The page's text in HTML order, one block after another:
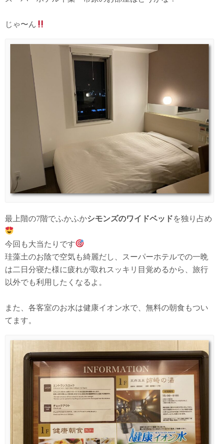
じゃ〜ん
最上階の7階でふかふかシモンズのワイドベッドを独り占め
今回も大当たりです
珪藻土のお陰で空気も綺麗だし、スーパーホテルでの一晩
は二日分寝た様に疲れが取れスッキリ目覚めるから、旅行
以外でも利用したくなるよ。
また、各客室のお水は健康イオン水で、無料の朝食もつい
てます。